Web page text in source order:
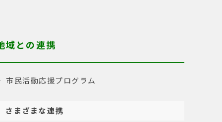
域との連携
市民活動応援プログラム
さまざまな連携